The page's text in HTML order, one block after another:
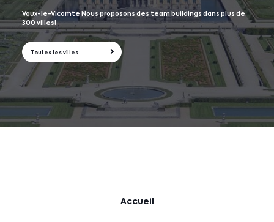
Vaux-le-Vicomte Nous proposons des team buildings dans plus de
300 villes!
Toutes les villes
Accueil